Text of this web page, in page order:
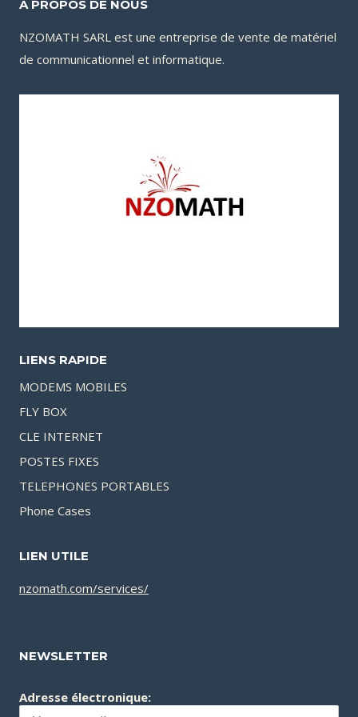
A PROPOS DE NOUS
NZOMATH SARL est une entreprise de vente de matériel
de communicationnel et informatique.
LIENS RAPIDE
MODEMS MOBILES
FLY BOX
CLE INTERNET
POSTES FIXES
TELEPHONES PORTABLES
Phone Cases
LIEN UTILE
nzomath.com/services/
NEWSLETTER
Adresse électronique: